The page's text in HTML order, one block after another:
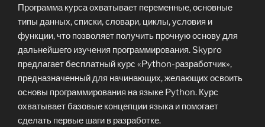
Программа курса охватывает переменные, основные
типы данных, списки, словари, циклы, условия и
функции, что позволяет получить прочную основу для
дальнейшего изучения программирования. Skypro
предлагает бесплатный курс «Python-разработчик»,
предназначенный для начинающих, желающих освоить
основы программирования на языке Python. Курс
охватывает базовые концепции языка и помогает
сделать первые шаги в разработке.